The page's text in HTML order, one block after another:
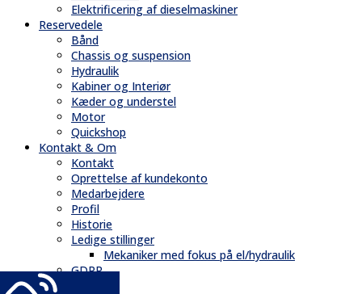
Elektrificering af dieselmaskiner
Reservedele
Bånd
Chassis og suspension
Hydraulik
Kabiner og Interiør
Kæder og understel
Motor
Quickshop
Kontakt & Om
Kontakt
Oprettelse af kundekonto
Medarbejdere
Profil
Historie
Ledige stillinger
Mekaniker med fokus på el/hydraulik
GDPR
Nyheder